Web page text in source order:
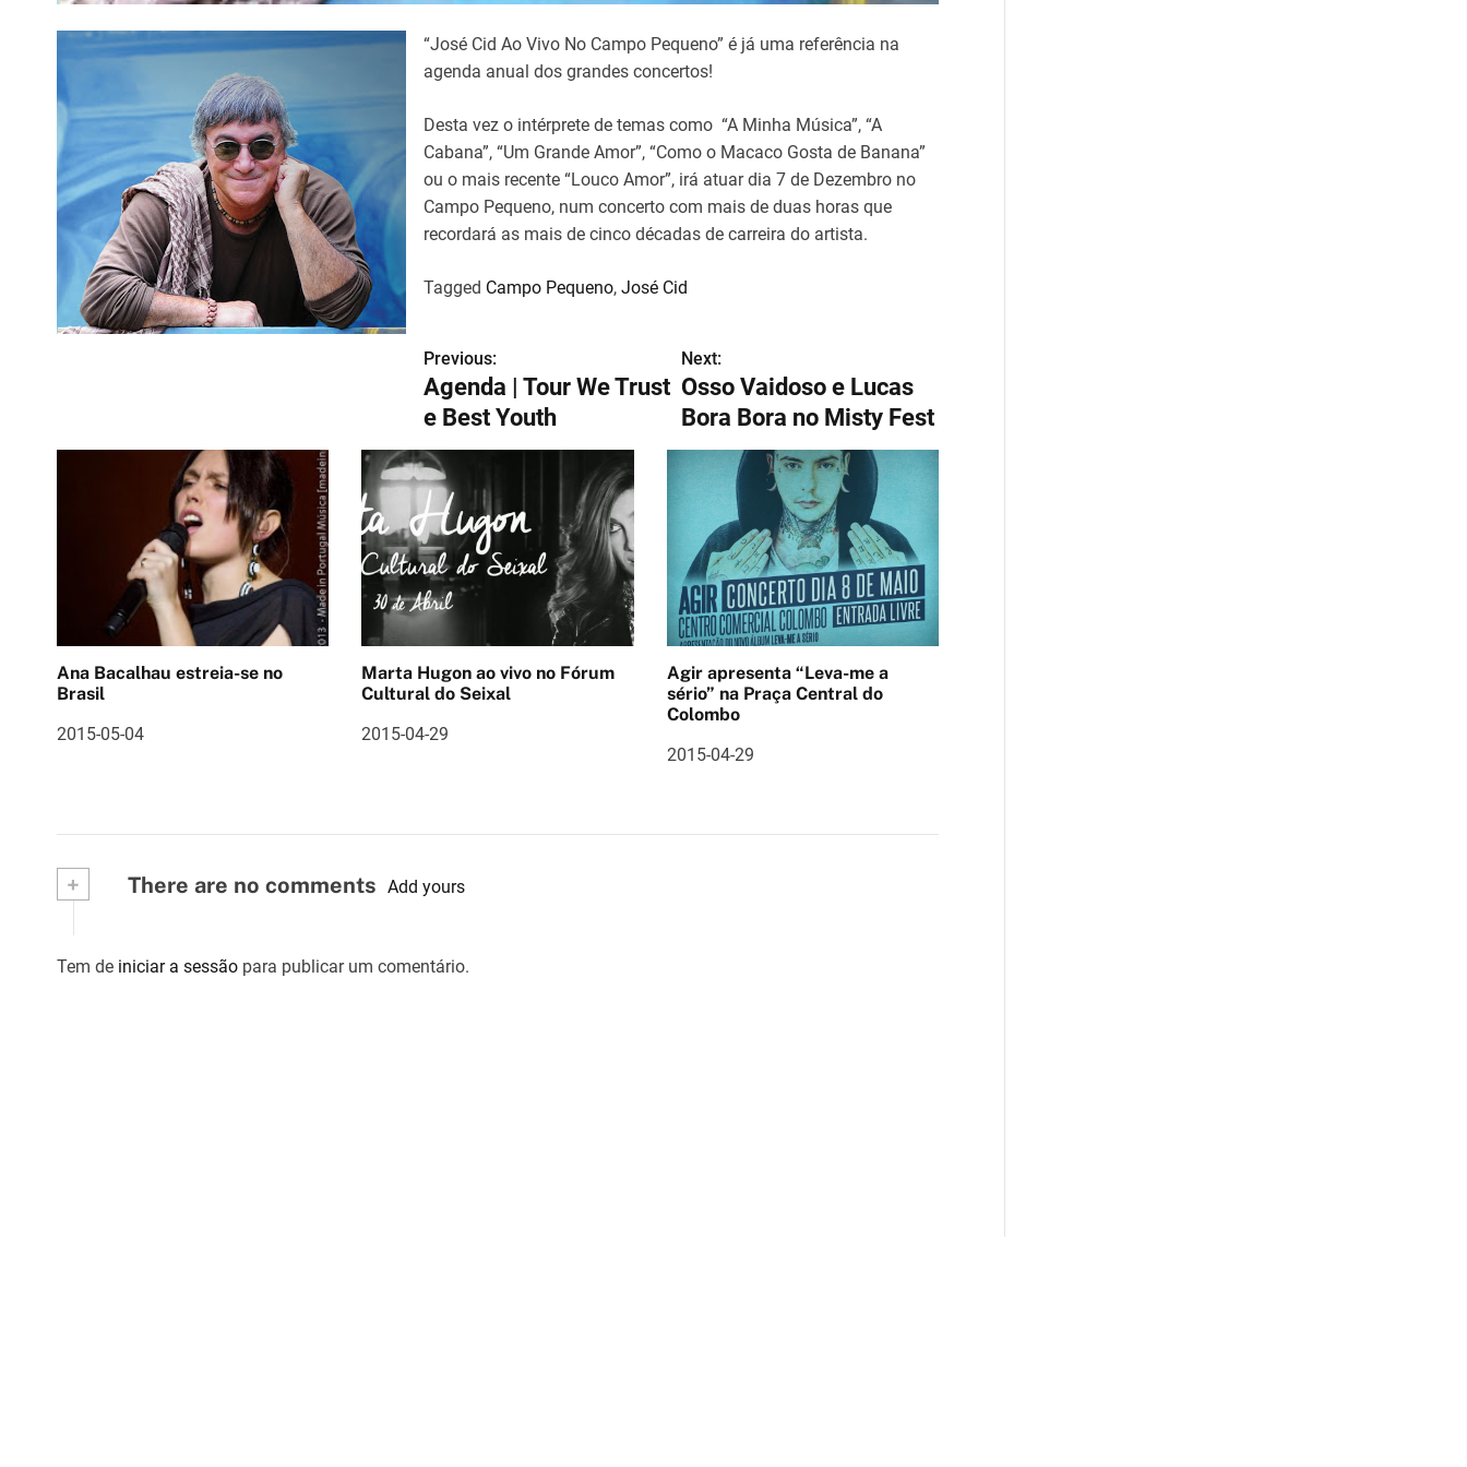
“José Cid Ao Vivo No Campo Pequeno” é já uma referência na
agenda anual dos grandes concertos!
Desta vez o intérprete de temas como “A Minha Música”, “A
Cabana”, “Um Grande Amor”, “Como o Macaco Gosta de Banana”
ou o mais recente “Louco Amor”, irá atuar dia 7 de Dezembro no
Campo Pequeno, num concerto com mais de duas horas que
recordará as mais de cinco décadas de carreira do artista.
Tagged Campo Pequeno, José Cid
v
ã
o
d
r
t
Previous:
Agenda | Tour We Trust
e Best Youth
Next:
Osso Vaidoso e Lucas
Bora Bora no Misty Fest
Ana Bacalhau estreia-se no
Brasil
2015-05-04
Marta Hugon ao vivo no Fórum
Cultural do Seixal
2015-04-29
Agir apresenta “Leva-me a
sério” na Praça Central do
Colombo
2015-04-29
+ There are no comments Add yours
Tem de iniciar a sessão para publicar um comentário.